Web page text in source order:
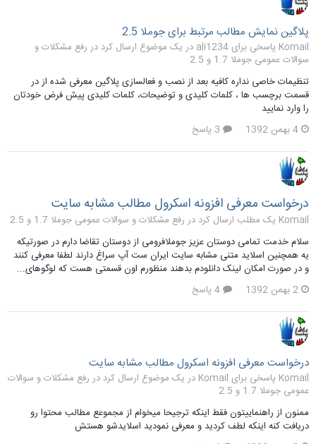
پلاگین نمایش مطالب مرتبط برای جوملا 2.5
Komail پاسخی برای ali1234 در یک موضوع ارسال کرد در
رفع مشکلات و
سوالات عمومی جوملا 1.7 و 2.5
تنظیمات خاصی نداره کافیه بعد از نصب و فعالسازی پلاگین معرفی شده از در
قسمت برچسب ها ، کلمات کلیدی و توضیحات، کلمات کلیدی پیش فرض خودتان
را وارد نمایید
4 بهمن 1392
درخواست معرفی افزونه اسکرول مطالب مشابه سایت
Komail یک مطلب ارسال کرد در
رفع مشکلات و سوالات عمومی جوملا 1.7 و 2.5
سلام خدمت تمامی دوستان عزیز جوملافرومی از دوستان تقاضا دارم در صورتیکه
یه همچنین اسلاید متنی مشابه سایت ایران ست آپ سراغ دارند لطفا معرفی کنند
و در صورت امکان لینک دانلودم بدهند منظورم اون قسمتی هست که لوگوهای...
2 بهمن 1392
درخواست معرفی افزونه اسکرول مطالب مشابه سایت
Komail پاسخی برای Komail در یک موضوع ارسال کرد در
رفع مشکلات و سوالات
عمومی جوملا 1.7 و 2.5
ممنون از راهنماییتون فقط اینکه ترجیحا میخوام از مجموعع مطالب محتوا رو
دریافت کنه اینکه لطف کردید و معرفی نمودید اسلایدشو هستش